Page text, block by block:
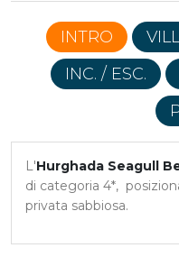
INTRO
INC. / ESC.
L'Hurghada Seagull
di categoria 4*,
privata sabbiosa.